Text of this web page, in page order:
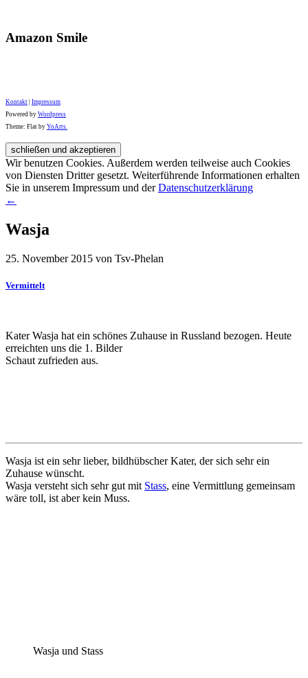
Amazon Smile
Kontakt Impressum
Powered by Wordpress
Theme: Flat by YoArts.
Wir benutzen Cookies. Außerdem werden teilweise auch Cookies
von Diensten Dritter gesetzt. Weiterführende Informationen erhalten
Sie in unserem Impressum und derDatenschutzerklärung
←
Wasja
25. November 2015 von Tsv-Phelan
Vermittelt
Kater Wasja hat ein schönes Zuhause in Russland bezogen. Heute
erreichten uns die 1. Bilder
Schaut zufrieden aus.
Wasja ist ein sehr lieber, bildhübscher Kater, der sich sehr ein
Zuhause wünscht.
Wasja versteht sich sehr gut mit Stass, eine Vermittlung gemeinsam
wäre toll, ist aber kein Muss.
Wasja und Stass